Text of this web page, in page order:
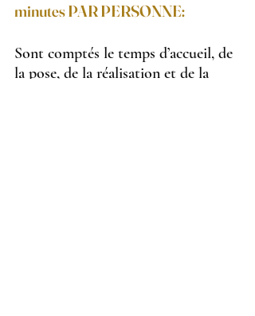
minutes PAR PERSONNE:
Sont comptés le temps d’accueil, de
la pose, de la réalisation et de la